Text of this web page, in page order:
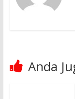
Anda